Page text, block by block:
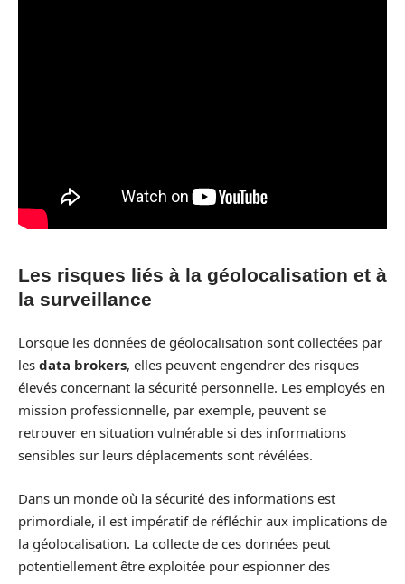
Les risques liés à la géolocalisation et à
la surveillance
Lorsque les données de géolocalisation sont collectées par
les data brokers, elles peuvent engendrer des risques
élevés concernant la sécurité personnelle. Les employés en
mission professionnelle, par exemple, peuvent se
retrouver en situation vulnérable si des informations
sensibles sur leurs déplacements sont révélées.
Dans un monde où la sécurité des informations est
primordiale, il est impératif de réfléchir aux implications de
la géolocalisation. La collecte de ces données peut
potentiellement être exploitée pour espionner des